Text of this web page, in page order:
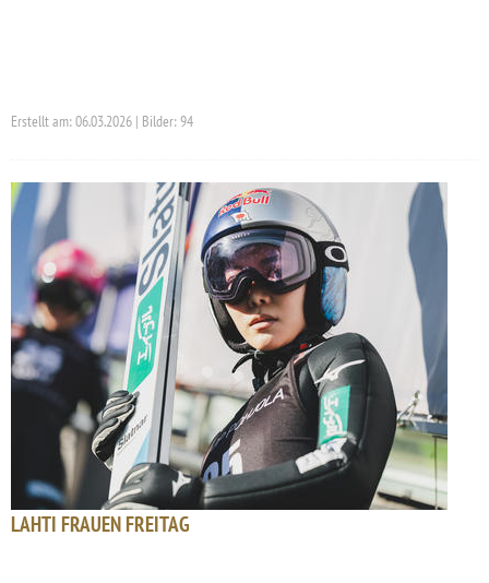
Erstellt am: 06.03.2026 | Bilder: 94
LAHTI FRAUEN FREITAG